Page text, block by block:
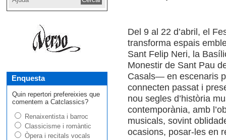
Enquesta
Quin repertori prefereixies que
comentem a Catclassics?
Renaixentista i barroc
Classicisme i romàntic
Òpera i recitals vocals
Del 9 al 22 d’abril, el
transforma espais
Sant Felip Neri, la
Monestir de Sant Pau
Casals— en escenaris
connecten passat i
nou segles d’història
contemporània, amb
musicals, sovint
ocasions, posar-les en